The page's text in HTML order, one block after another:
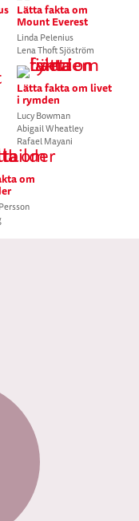
Lätta fakta om
Mount Everest
Linda Pelenius
Lena Thoft Sjöström
Lätta fakta om livet
i rymden
Lucy Bowman
Abigail Wheatley
Rafael Mayani
om